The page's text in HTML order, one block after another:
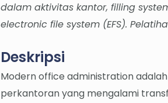
dalam aktivitas kantor, filling
electronic file system (EFS).
Deskripsi
Modern office administration
perkantoran yang mengalami